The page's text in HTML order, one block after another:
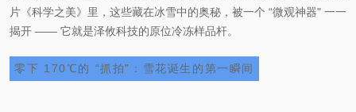
片《科学之美》里，这些藏在冰雪中的奥秘，被一个 “微观神器" 一一
揭开 —— 它就是泽攸科技的原位冷冻样品杆。
零下 170℃的 “抓拍"：雪花诞生的第一瞬间